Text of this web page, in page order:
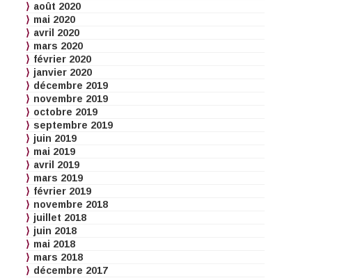
août 2020
mai 2020
avril 2020
mars 2020
février 2020
janvier 2020
décembre 2019
novembre 2019
octobre 2019
septembre 2019
juin 2019
mai 2019
avril 2019
mars 2019
février 2019
novembre 2018
juillet 2018
juin 2018
mai 2018
mars 2018
décembre 2017